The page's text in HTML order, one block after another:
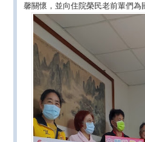
馨關懷，並向住院榮民老前輩們為